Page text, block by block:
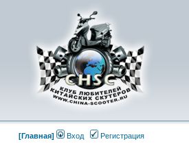
[Главная] Вход Регистрация